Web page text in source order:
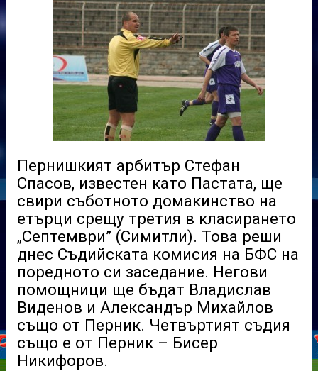
Пернишкият арбитър Стефан
Спасов, известен като Пастата, ще
свири съботното домакинство на
етърци срещу третия в класирането
„Септември” (Симитли). Това реши
днес Съдийската комисия на БФС на
поредното си заседание. Негови
помощници ще бъдат Владислав
Виденов и Александър Михайлов
също от Перник. Четвъртият съдия
също е от Перник – Бисер
Никифоров.